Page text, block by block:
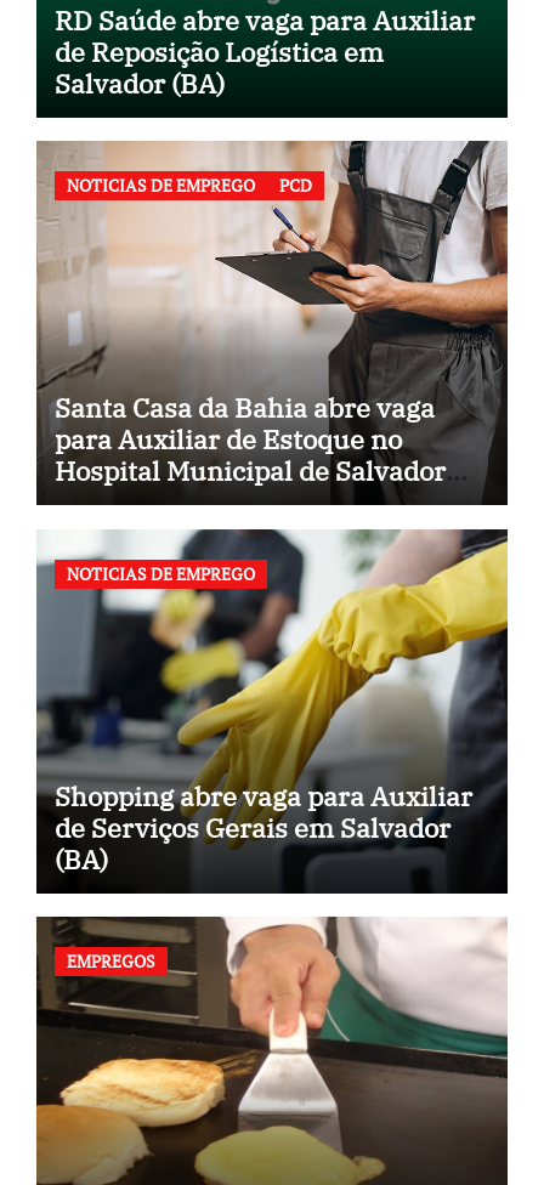
RD Saúde abre vaga para Auxiliar
de Reposição Logística em
Salvador (BA)
NOTICIAS DE EMPREGO PCD
Santa Casa da Bahia abre vaga
para Auxiliar de Estoque no
Hospital Municipal de Salvador
(BA)
NOTICIAS DE EMPREGO
Shopping abre vaga para Auxiliar
de Serviços Gerais em Salvador
(BA)
EMPREGOS